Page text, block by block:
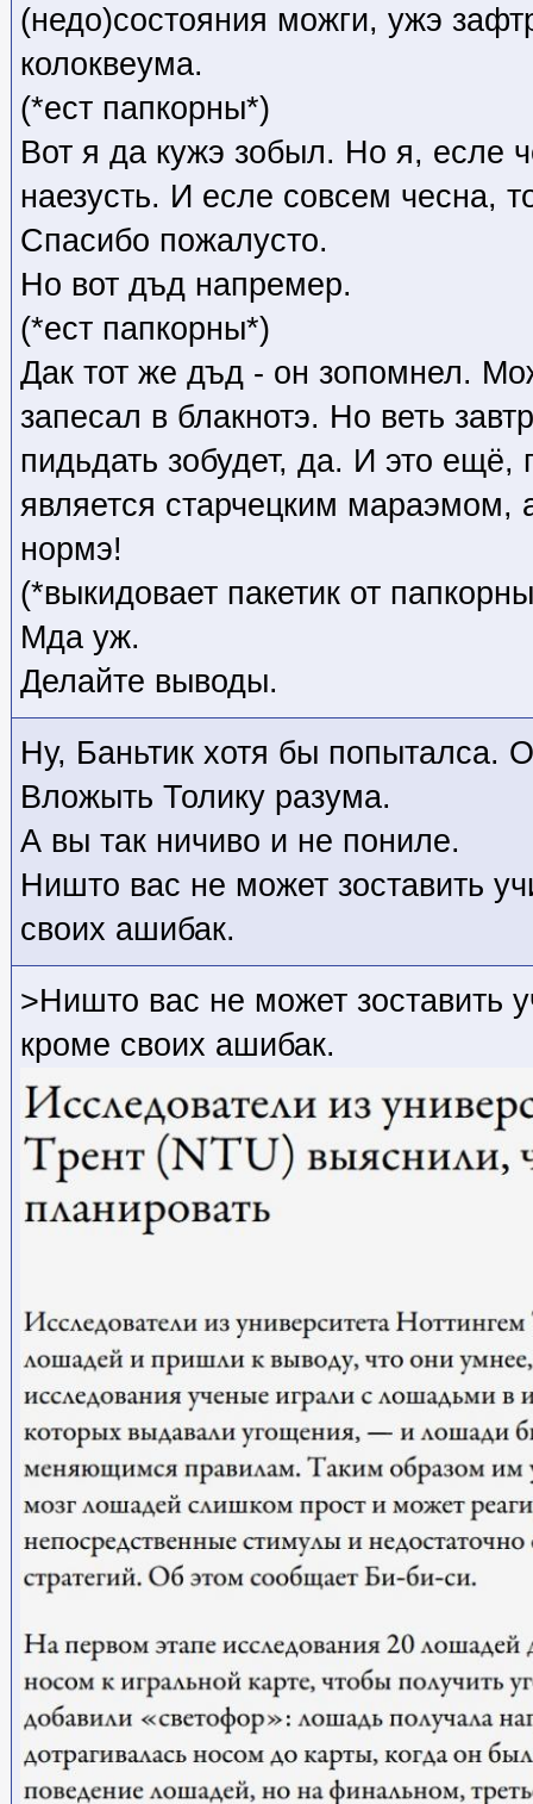
(недо)состояния можги, ужэ
колоквеума.
(*ест папкорны*)
Вот я да кужэ зобыл. Но я, есле
наезусть. И есле совсем чесна,
Спасибо пожалусто.
Но вот дъд напремер.
(*ест папкорны*)
Дак тот же дъд - он зопомнел.
запесал в блакнотэ. Но веть
пидьдать зобудет, да. И это
является старчецким мараэмом,
нормэ!
(*выкидовает пакетик от
Мда уж.
Делайте выводы.
Ну, Баньтик хотя бы попыталса.
Вложыть Толику разума.
А вы так ничиво и не пониле.
Ништо вас не может зоставить
своих ашибак.
>Ништо вас не может зоставить
кроме своих ашибак.